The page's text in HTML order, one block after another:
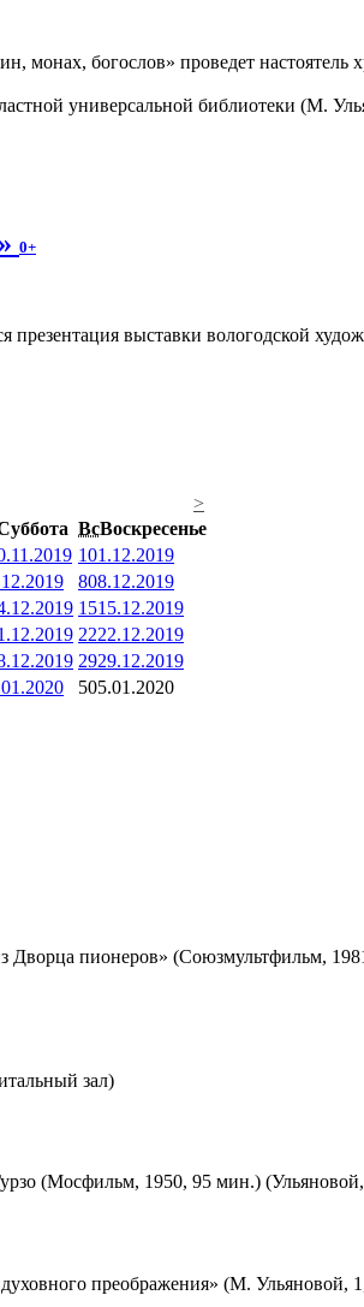
монах, богослов» проведет
универсальной библиотеки (М.
0+
презентация выставки вологодской
>
ВсВоскресенье
101.12.2019
808.12.2019
1515.12.2019
2222.12.2019
2929.12.2019
505.01.2020
пионеров» (Союзмультфильм,
зал)
(Мосфильм, 1950, 95 мин.)
преображения» (М. Ульяновой,